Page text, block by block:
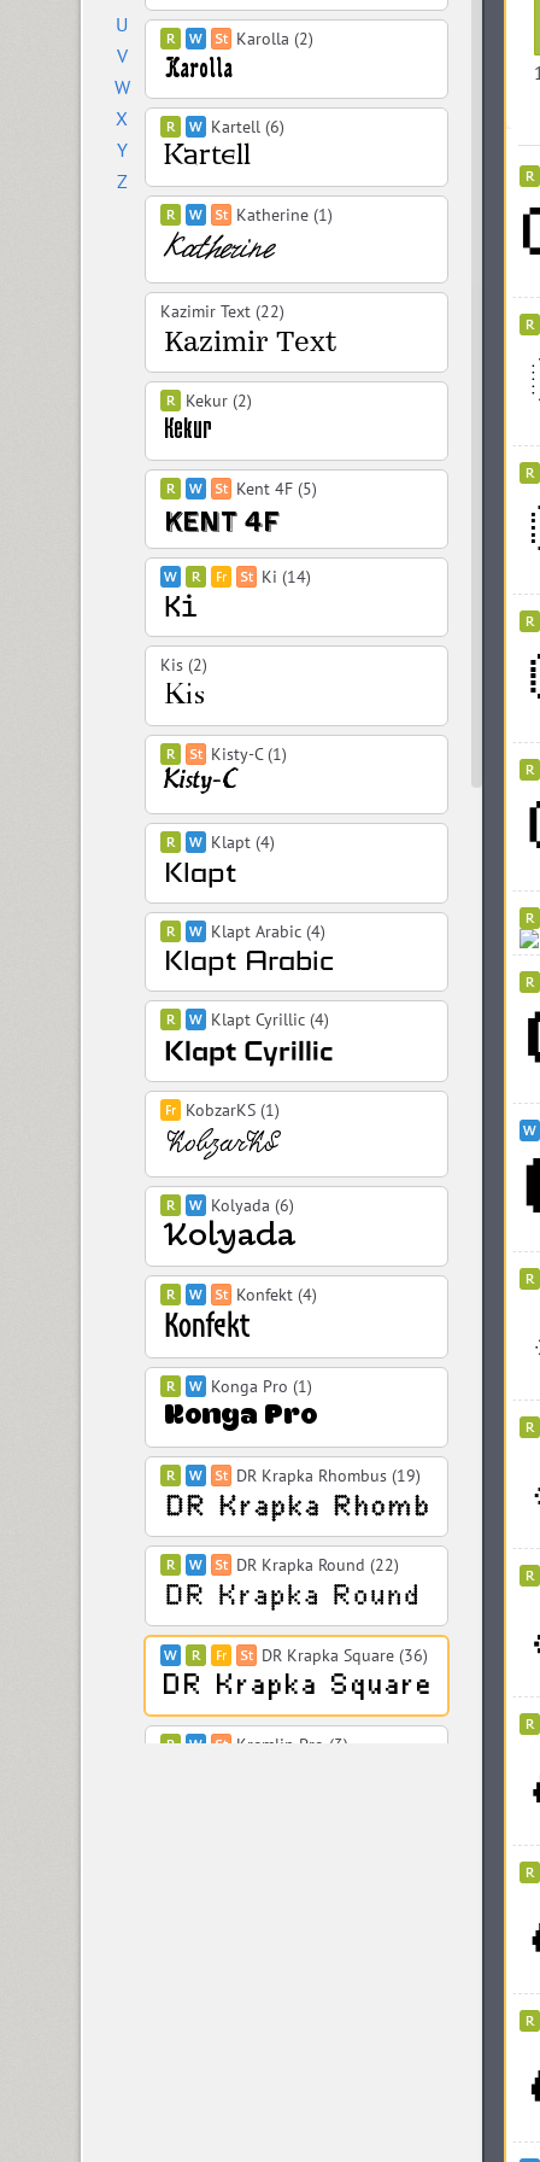
U
V
W
X
Y
Z
Karolla (2)
Kartell (6)
Katherine (1)
Kazimir Text (22)
Kekur (2)
Kent 4F (5)
Ki (14)
Kis (2)
Kisty-C (1)
Klapt (4)
Klapt Arabic (4)
Klapt Cyrillic (4)
KobzarKS (1)
Kolyada (6)
Konfekt (4)
Konga Pro (1)
DR Krapka Rhombus (19)
DR Krapka Round (22)
DR Krapka Square (36)
Kremlin Pro (3)